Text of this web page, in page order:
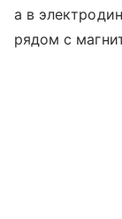
а в
рядом с